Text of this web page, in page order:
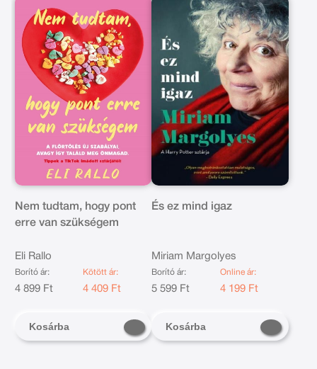
Nem tudtam, hogy pont
erre van szükségem
Eli Rallo
Borító ár:
4 899 Ft
Kötött ár:
4 409 Ft
Kosárba
És ez mind igaz
Miriam Margolyes
Borító ár:
5 599 Ft
Online ár:
4 199 Ft
Kosárba